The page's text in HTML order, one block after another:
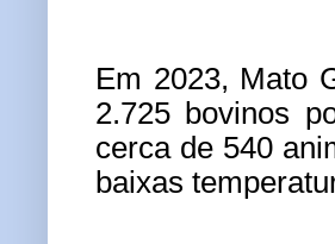
Em 2023, Mato
2.725 bovinos
cerca de 540
baixas